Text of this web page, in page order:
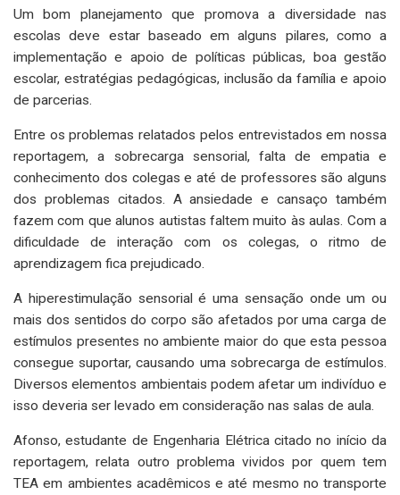
Um bom planejamento que promova a diversidade nas
escolas deve estar baseado em alguns pilares, como a
implementação e apoio de políticas públicas, boa gestão
escolar, estratégias pedagógicas, inclusão da família e apoio
de parcerias.
Entre os problemas relatados pelos entrevistados em nossa
reportagem, a sobrecarga sensorial, falta de empatia e
conhecimento dos colegas e até de professores são alguns
dos problemas citados. A ansiedade e cansaço também
fazem com que alunos autistas faltem muito às aulas. Com a
dificuldade de interação com os colegas, o ritmo de
aprendizagem fica prejudicado.
A hiperestimulação sensorial é uma sensação onde um ou
mais dos sentidos do corpo são afetados por uma carga de
estímulos presentes no ambiente maior do que esta pessoa
consegue suportar, causando uma sobrecarga de estímulos.
Diversos elementos ambientais podem afetar um indivíduo e
isso deveria ser levado em consideração nas salas de aula.
Afonso, estudante de Engenharia Elétrica citado no início da
reportagem, relata outro problema vividos por quem tem
TEA em ambientes acadêmicos e até mesmo no transporte